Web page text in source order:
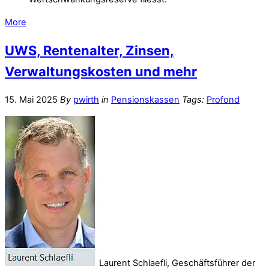
More
UWS, Rentenalter, Zinsen,
Verwaltungskosten und mehr
15. Mai 2025 By pwirth in Pensionskassen Tags: Profond
Laurent Schlaefli, Geschäftsführer der